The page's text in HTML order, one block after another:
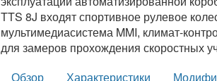
TTS 8J входят спортивное рулевое
мультимедиасистема MMI, климат-
для замеров прохождения скоростных
Обзор
Характеристики